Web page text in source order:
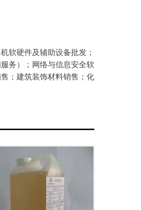
软硬件及辅助设备批发；
务）；网络与信息安全软
；建筑装饰材料销售；化